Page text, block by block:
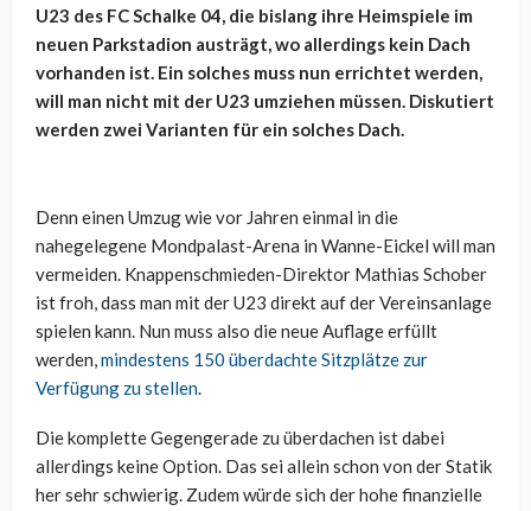
U23 des FC Schalke 04, die bislang ihre Heimspiele im
neuen Parkstadion austrägt, wo allerdings kein Dach
vorhanden ist. Ein solches muss nun errichtet werden,
will man nicht mit der U23 umziehen müssen. Diskutiert
werden zwei Varianten für ein solches Dach.
Denn einen Umzug wie vor Jahren einmal in die
nahegelegene Mondpalast-Arena in Wanne-Eickel will man
vermeiden. Knappenschmieden-Direktor Mathias Schober
ist froh, dass man mit der U23 direkt auf der Vereinsanlage
spielen kann. Nun muss also die neue Auflage erfüllt
werden,mindestens 150 überdachte Sitzplätze zur
Verfügung zu stellen.
Die komplette Gegengerade zu überdachen ist dabei
allerdings keine Option. Das sei allein schon von der Statik
her sehr schwierig. Zudem würde sich der hohe finanzielle